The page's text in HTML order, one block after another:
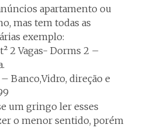
apartamento ou
mas tem todas as
exemplo:
2 Vagas- Dorms 2 –
Banco,Vidro, direção e
um gringo ler esses
o menor sentido, porém